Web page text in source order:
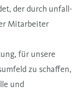
der durch unfall-
Mitarbeiter
für unsere
zu schaffen,
und